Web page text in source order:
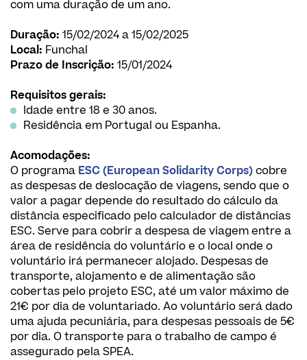
com uma duração de um ano.
Duração: 15/02/2024 a 15/02/2025
Local: Funchal
Prazo de Inscrição: 15/01/2024
Requisitos gerais:
Idade entre 18 e 30 anos.
Residência em Portugal ou Espanha.
Acomodações:
O programa ESC (European Solidarity Corps)cobre
as despesas de deslocação de viagens, sendo que o
valor a pagar depende do resultado do cálculo da
distância especificado pelo calculador de distâncias
ESC. Serve para cobrir a despesa de viagem entre a
área de residência do voluntário e o local onde o
voluntário irá permanecer alojado. Despesas de
transporte, alojamento e de alimentação são
cobertas pelo projeto ESC, até um valor máximo de
21€ por dia de voluntariado. Ao voluntário será dado
uma ajuda pecuniária, para despesas pessoais de 5€
por dia. O transporte para o trabalho de campo é
assegurado pela SPEA.